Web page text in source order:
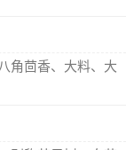
角茴香、大料、大